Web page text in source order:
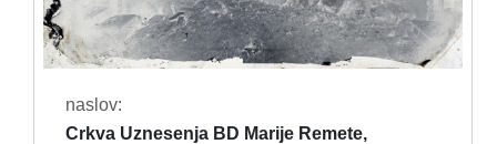
naslov:
Crkva Uznesenja BD Marije Remete,